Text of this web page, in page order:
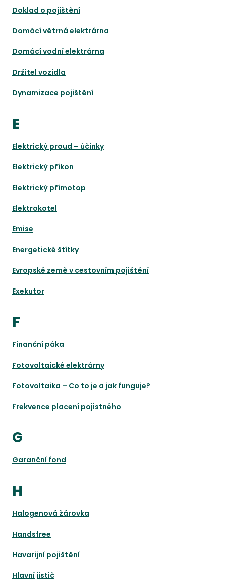
Doklad o pojištění
Domácí větrná elektrárna
Domácí vodní elektrárna
Držitel vozidla
Dynamizace pojištění
E
Elektrický proud – účinky
Elektrický příkon
Elektrický přímotop
Elektrokotel
Emise
Energetické štítky
Evropské země v cestovním pojištění
Exekutor
F
Finanční páka
Fotovoltaické elektrárny
Fotovoltaika – Co to je a jak funguje?
Frekvence placení pojistného
G
Garanční fond
H
Halogenová žárovka
Handsfree
Havarijní pojištění
Hlavní jistič